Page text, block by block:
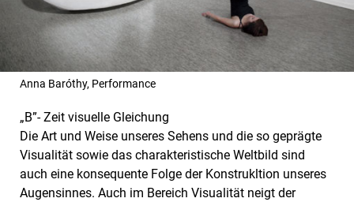
Anna Baróthy, Performance
„B”- Zeit visuelle Gleichung
Die Art und Weise unseres Sehens und die so geprägte
Visualität sowie das charakteristische Weltbild sind
auch eine konsequente Folge der Konstrukltion unseres
Augensinnes. Auch im Bereich Visualität neigt der